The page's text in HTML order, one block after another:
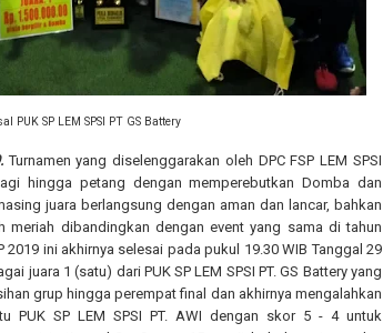
PUK SP LEM SPSI PT GS Battery
Turnamen yang diselenggarakan oleh DPC FSP LEM SPSI
hingga petang dengan memperebutkan Domba dan
juara berlangsung dengan aman dan lancar, bahkan
dibandingkan dengan event yang sama di tahun
2019 ini akhirnya selesai pada pukul 19.30 WIB Tanggal 29
juara 1 (satu) dari PUK SP LEM SPSI PT. GS Battery yang
grup hingga perempat final dan akhirnya mengalahkan
PUK SP LEM SPSI PT. AWI dengan skor 5 - 4 untuk